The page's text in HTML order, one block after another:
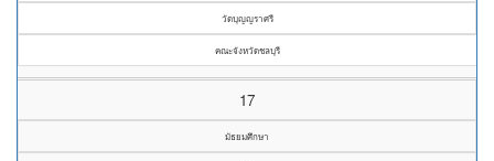
วัดบุญญราศรี
คณะจังหวัดชลบุรี
17
มัธยมศึกษา